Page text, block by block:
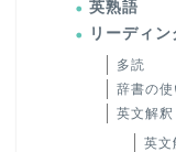
英熟語
リーディン
多読
辞書の使
英文解釈
英文